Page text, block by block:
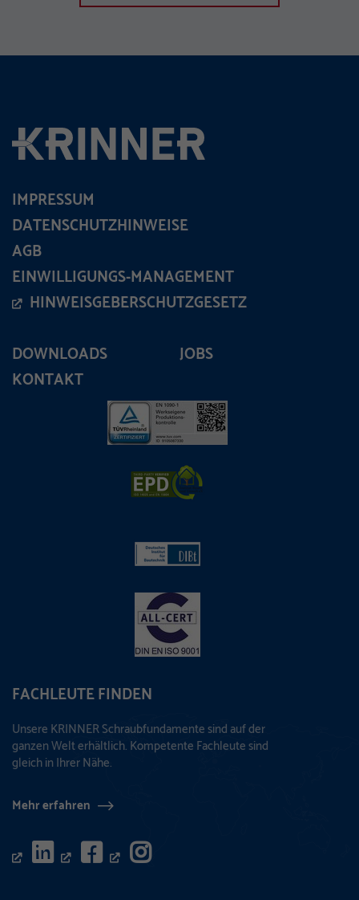
DOWNLOADS
JOBS
KONTAKT
FACHLEUTE FINDEN
Unsere KRINNER Schraubfundamente sind auf der
ganzen Welt erhältlich. Kompetente Fachleute sind
gleich in Ihrer Nähe.
Mehr erfahren
IMPRESSUM
DATENSCHUTZHINWEISE
AGB
EINWILLIGUNGS-MANAGEMENT
HINWEISGEBERSCHUTZGESETZ